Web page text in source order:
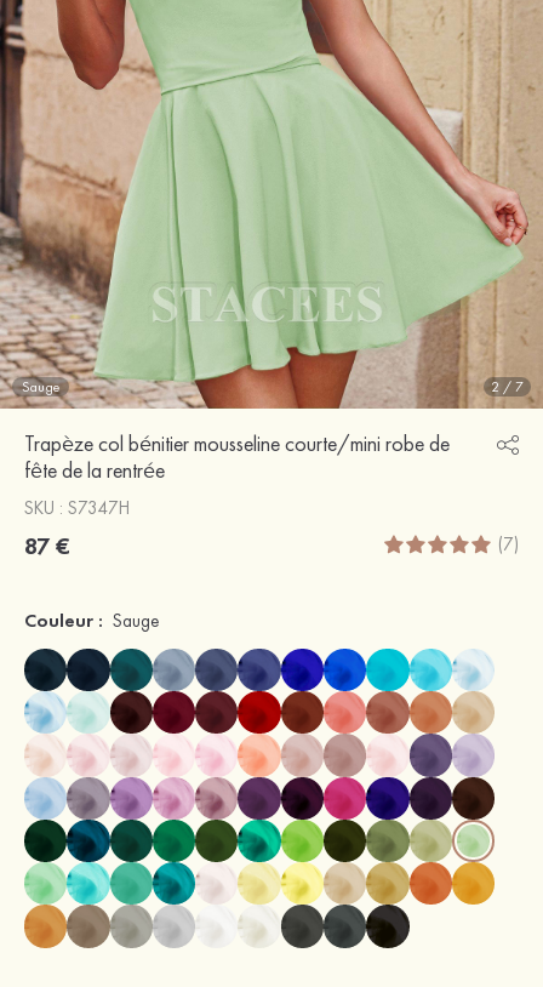
Sauge 2 /7
Trapèze col bénitier mousseline courte/mini robe de
fête de la rentrée
SKU : S7347H
87 € (7)
Couleur : Sauge